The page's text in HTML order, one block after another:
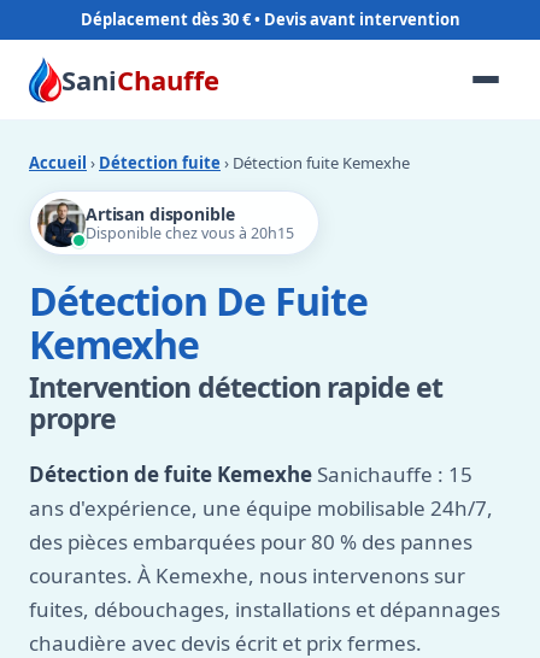
Déplacement dès 30 €
SaniChauffe
Accueil › Détection fuite › Détection fuite Kemexhe
Artisan disponible
Disponible chez vous à 20h15
Détection De Fuite
Kemexhe
Intervention détection rapide et
propre
Détection de fuite Kemexhe Sanichauffe : 15
ans d'expérience, une équipe mobilisable 24h/7,
des pièces embarquées pour 80 % des pannes
courantes. À Kemexhe, nous intervenons sur
fuites, débouchages, installations et dépannages
chaudière avec devis écrit et prix fermes.